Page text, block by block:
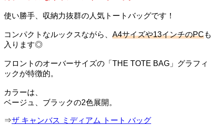
使い勝手、収納力抜群の人気トートバッグです！
コンパクトなルックスながら、 A4サイズや13インチのPCも
入ります◎
フロントのオーバーサイズの「THE TOTE BAG」グラフィ
ックが特徴的。
カラーは、
ベージュ、ブラックの2色展開。
⇒ザ キャンバス ミディアム トート バッグ